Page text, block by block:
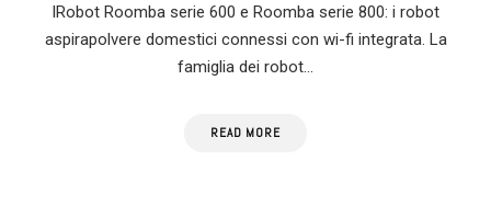
IRobot Roomba serie 600 e Roomba serie 800: i robot
aspirapolvere domestici connessi con wi-fi integrata. La
famiglia dei robot…
READ MORE